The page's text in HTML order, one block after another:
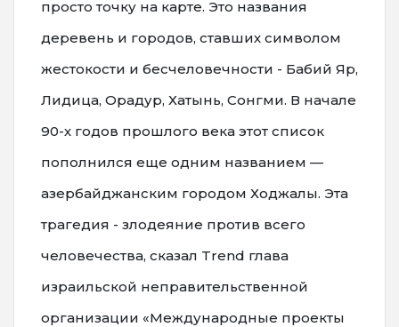
просто точку на карте. Это названия
деревень и городов, ставших символом
жестокости и бесчеловечности - Бабий Яр,
Лидица, Орадур, Хатынь, Сонгми. В начале
90-х годов прошлого века этот список
пополнился еще одним названием —
азербайджанским городом Ходжалы. Эта
трагедия - злодеяние против всего
человечества, сказал Trend глава
израильской неправительственной
организации «Международные проекты